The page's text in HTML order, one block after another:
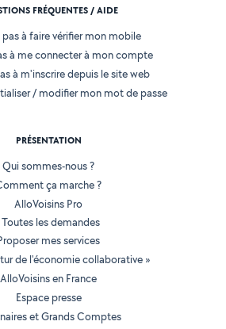
FRÉQUENTES / AIDE
pas à faire vérifier mon mobile
à me connecter à mon compte
à m'inscrire depuis le site web
/ modifier mon mot de passe
PRÉSENTATION
Qui sommes-nous ?
ça marche ?
AlloVoisins Pro
Toutes les demandes
mes services
de l'économie collaborative »
AlloVoisins en France
Espace presse
et Grands Comptes